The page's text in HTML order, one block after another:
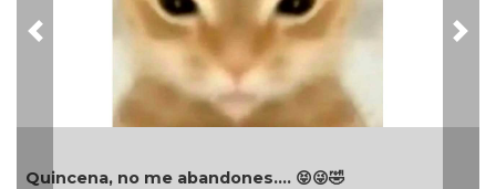
Quincena, no me abandones.... 😝😜🤣
Previous